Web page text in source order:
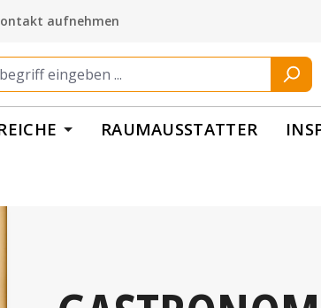
aufnehmen
RAUMAUSSTATTER